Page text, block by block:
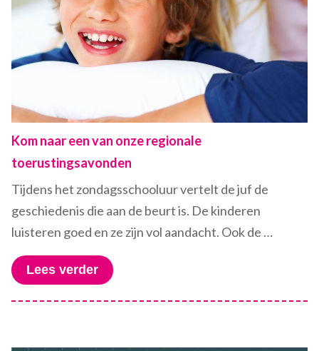
Kom naar een van onze regionale
toerustingsavonden
Tijdens het zondagsschooluur vertelt de juf de
geschiedenis die aan de beurt is. De kinderen
luisteren goed en ze zijn vol aandacht. Ook de …
Lees verder